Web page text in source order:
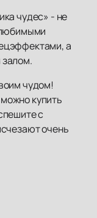
чудес» - не
а
чудом!
купить
с
очень